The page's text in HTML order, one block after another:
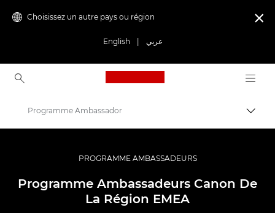
Choisissez un autre pays ou région
English عربي

Canon Logo, back to
Vidéo et photographie professionnelles
Programme Ambassador
PROGRAMME AMBASSADEURS
Programme Ambassadeurs Canon De
La Région EMEA